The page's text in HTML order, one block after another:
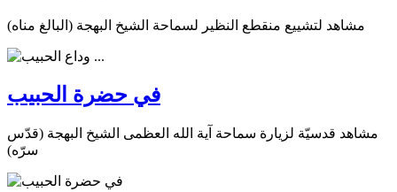
مشاهد لتشييع منقطع النظير لسماحة الشيخ البهجة (البالغ مناه)
في حضرة الحبيب
مشاهد قدسيّة لزيارة سماحة آية الله العظمى الشيخ البهجة (قدّس
سرّه)